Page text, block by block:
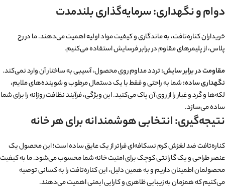
دوام و نگهداری: سرمایه‌گذاری بلندمدت
خریداران کناره‌تافت، به ماندگاری و کیفیت مواد اولیه اهمیت می‌دهند. ما در رج
پلاس، از پلیمرهای مقاوم در برابر فرسایش استفاده می‌کنیم.
مقاومت در برابر سایش:تردد مداوم روی محصول، آسیبی به ساختار آن وارد نمی‌کند.
نگهداری ساده:شما به راحتی و فقط با یک دستمال مرطوب و شوینده‌های ملایم،
لکه‌ها و گرد و غبار را از روی آن پاک می‌کنید. این ویژگی، فرآیند نظافت روزانه را برای شما
ساده می‌سازد.
نتیجه‌گیری: انتخابی هوشمندانه برای هر خانه
کناره‌تافت ضد لغزش کرم نسکافه‌ای فراتر از یک عایق ساده است؛ این محصول یک
عنصر طراحی و یک گارانتی کوچک برای امنیت خانه شما محسوب می‌شود. ما به کیفیت
محصولمان اطمینان داریم و به همین دلیل، این کناره‌تافت را به کسانی توصیه
می‌کنیم که همزمان به زیبایی ظاهری و کارایی ایمنی اهمیت می‌دهند.